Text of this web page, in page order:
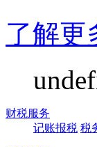
了解更
财税服务
记账报税 税